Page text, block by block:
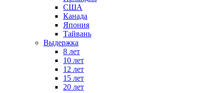
США
Канада
Япония
Тайвань
Выдержка
8 лет
10 лет
12 лет
15 лет
20 лет